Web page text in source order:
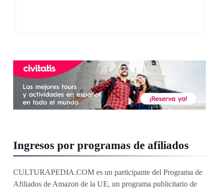
Ingresos por programas de afiliados
CULTURAPEDIA.COM es un participante del Programa de
Afiliados de Amazon de la UE, un programa publicitario de